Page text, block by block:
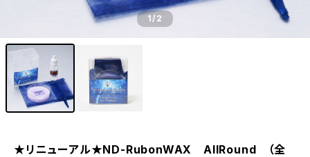
1/2
★リニューアル★ND-RubonWAX AllRound （全